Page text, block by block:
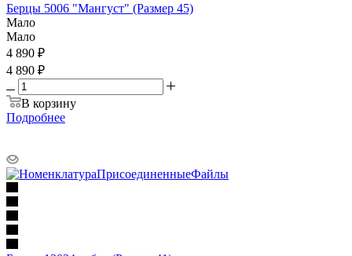
Берцы 5006 "Мангуст" (Размер 45)
Мало
Мало
4 890 ₽
4 890 ₽
В корзину
Подробнее